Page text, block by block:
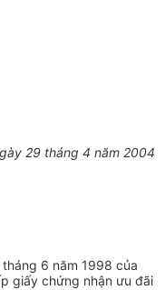
29 tháng 4 năm 2004
6 năm 1998 của
giấy chứng nhận ưu đãi